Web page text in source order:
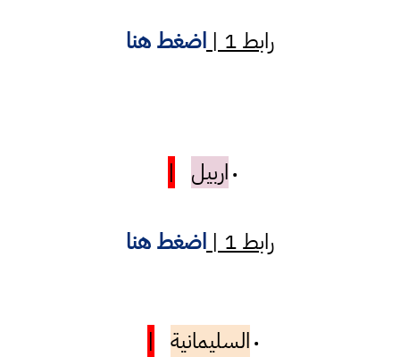
رابط 1 | اضغط هنا
• اربيل |
رابط 1 | اضغط هنا
• السليمانية |